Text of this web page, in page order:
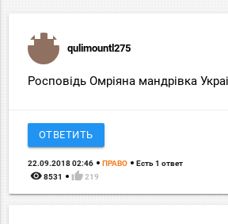
qulimountl275
Росповідь Омріяна мандрівка
ОТВЕТИТЬ
22.09.2018 02:46 ПРАВО Есть 1 ответ
remove_red_eye 8531 thumb_up 219